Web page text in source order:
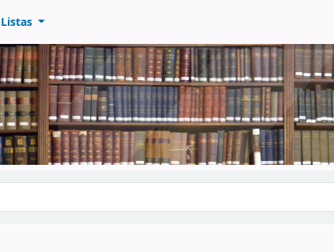
Listas